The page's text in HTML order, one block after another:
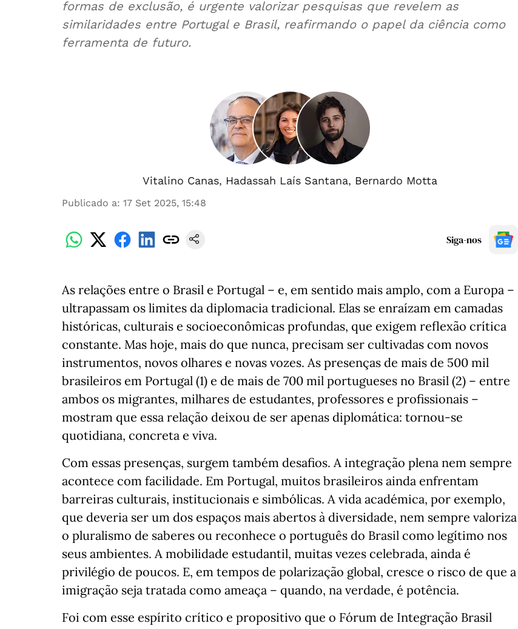
formas de exclusão, é urgente valorizar pesquisas que revelem as
similaridades entre Portugal e Brasil, reafirmando o papel da ciência como
ferramenta de futuro.
Vitalino Canas, Hadassah Laís Santana, Bernardo Motta
Publicado a: 17 Set 2025, 15:48
Siga-nos
As relações entre o Brasil e Portugal – e, em sentido mais amplo, com a Europa –
ultrapassam os limites da diplomacia tradicional. Elas se enraízam em camadas
históricas, culturais e socioeconômicas profundas, que exigem reflexão crítica
constante. Mas hoje, mais do que nunca, precisam ser cultivadas com novos
instrumentos, novos olhares e novas vozes. As presenças de mais de 500 mil
brasileiros em Portugal (1) e de mais de 700 mil portugueses no Brasil (2) – entre
ambos os migrantes, milhares de estudantes, professores e profissionais –
mostram que essa relação deixou de ser apenas diplomática: tornou-se
quotidiana, concreta e viva.
Com essas presenças, surgem também desafios. A integração plena nem sempre
acontece com facilidade. Em Portugal, muitos brasileiros ainda enfrentam
barreiras culturais, institucionais e simbólicas. A vida académica, por exemplo,
que deveria ser um dos espaços mais abertos à diversidade, nem sempre valoriza
o pluralismo de saberes ou reconhece o português do Brasil como legítimo nos
seus ambientes. A mobilidade estudantil, muitas vezes celebrada, ainda é
privilégio de poucos. E, em tempos de polarização global, cresce o risco de que a
imigração seja tratada como ameaça – quando, na verdade, é potência.
Foi com esse espírito crítico e propositivo que o Fórum de Integração Brasil